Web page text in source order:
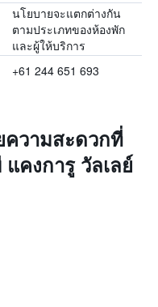
นโยบายจะแตกต่างกัน
ตามประเภทของห้องพัก
และผู้ให้บริการ
+61 244 651 693
ความสะดวกที่
คงการู วัลเลย์